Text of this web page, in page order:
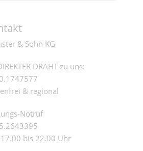
& Sohn KG
DRAHT zu uns:
& regional
Notruf
bis 22.00 Uhr